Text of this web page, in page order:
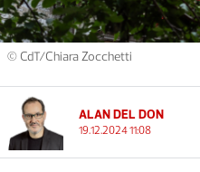
© CdT/Chiara Zocchetti
ALAN DEL DON
19.12.2024 11:08